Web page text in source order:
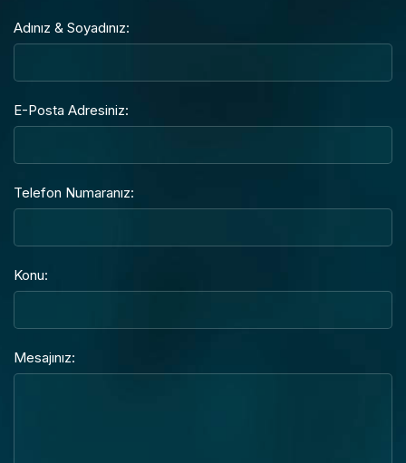
Adınız & Soyadınız:
E-Posta Adresiniz:
Telefon Numaranız:
Konu:
Mesajınız: